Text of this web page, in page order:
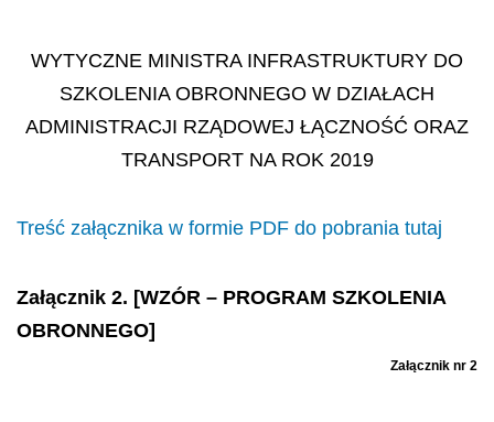
WYTYCZNE MINISTRA INFRASTRUKTURY DO
SZKOLENIA OBRONNEGO W DZIAŁACH
ADMINISTRACJI RZĄDOWEJ ŁĄCZNOŚĆ ORAZ
TRANSPORT NA ROK 2019
Treść załącznika w formie PDF do pobrania tutaj
Załącznik 2. [WZÓR – PROGRAM SZKOLENIA
OBRONNEGO]
Załącznik nr 2